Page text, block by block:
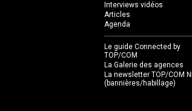
Interviews vidéos
Articles
Agenda
Le guide Connected by
TOP/COM
La Galerie des agences
La newsletter TOP/COM
(bannières/habillage)